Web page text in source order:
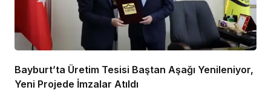
Bayburt’ta Üretim Tesisi Baştan Aşağı Yenileniyor,
Yeni Projede İmzalar Atıldı